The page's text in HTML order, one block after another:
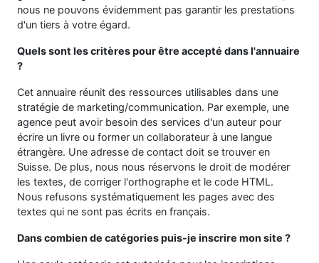
nous ne pouvons évidemment pas garantir les prestations
d'un tiers à votre égard.
Quels sont les critères pour être accepté dans l'annuaire
?
Cet annuaire réunit des ressources utilisables dans une
stratégie de marketing/communication. Par exemple, une
agence peut avoir besoin des services d'un auteur pour
écrire un livre ou former un collaborateur à une langue
étrangère. Une adresse de contact doit se trouver en
Suisse. De plus, nous nous réservons le droit de modérer
les textes, de corriger l'orthographe et le code HTML.
Nous refusons systématiquement les pages avec des
textes qui ne sont pas écrits en français.
Dans combien de catégories puis-je inscrire mon site ?